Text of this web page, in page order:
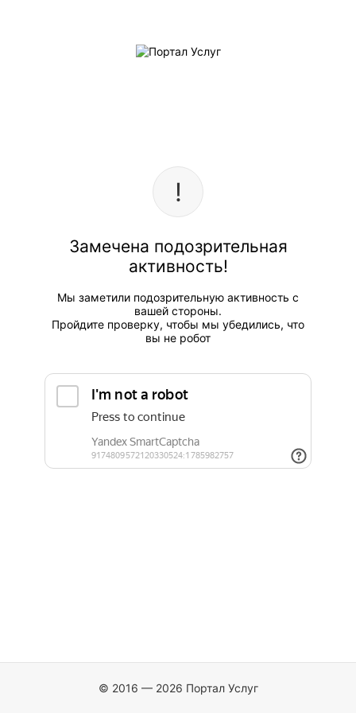
Замечена подозрительная
активность!
Мы заметили подозрительную активность с
вашей стороны.
Пройдите проверку, чтобы мы убедились, что
вы не робот
© 2016 — 2026 Портал Услуг